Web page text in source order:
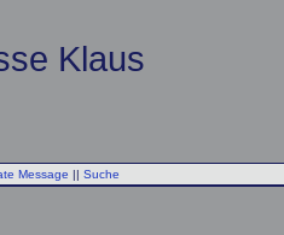
Klaus
Message || Suche